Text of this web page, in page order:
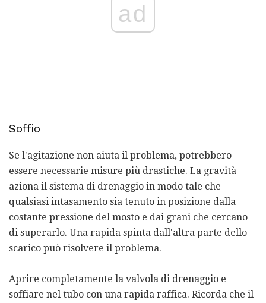
ad
Soffio
Se l'agitazione non aiuta il problema, potrebbero
essere necessarie misure più drastiche. La gravità
aziona il sistema di drenaggio in modo tale che
qualsiasi intasamento sia tenuto in posizione dalla
costante pressione del mosto e dai grani che cercano
di superarlo. Una rapida spinta dall'altra parte dello
scarico può risolvere il problema.
Aprire completamente la valvola di drenaggio e
soffiare nel tubo con una rapida raffica. Ricorda che il